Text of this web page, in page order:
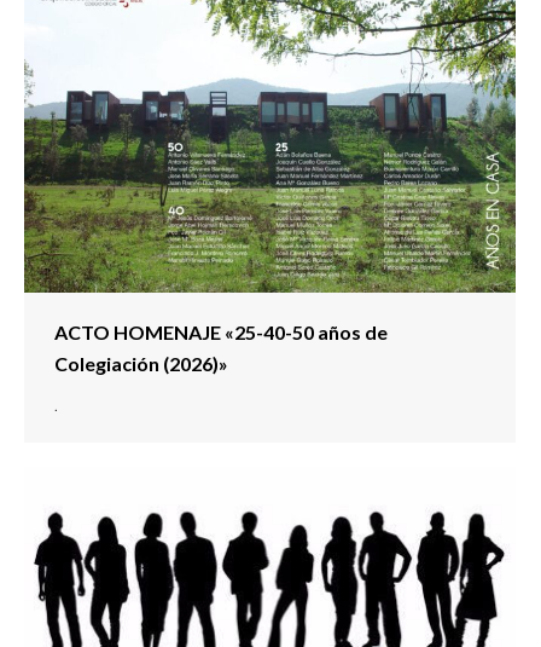
ACTO HOMENAJE «25-40-50 años de
Colegiación (2026)»
.